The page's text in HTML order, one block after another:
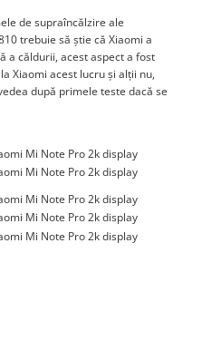
de supraîncălzire ale
trebuie să știe că Xiaomi a
a căldurii, acest aspect a fost
Xiaomi acest lucru și alții nu,
după primele teste dacă se